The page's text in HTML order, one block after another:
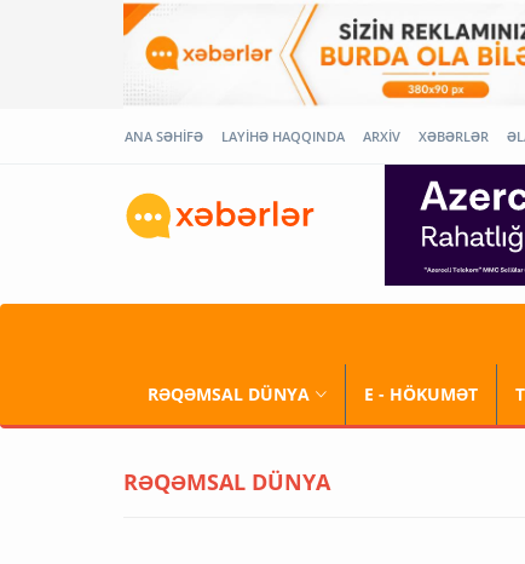
ANA SƏHİFƏ LAYİHƏ HAQQINDA ARXİV XƏBƏRLƏR
RƏQƏMSAL DÜNYA E - HÖKUMƏT
RƏQƏMSAL DÜNYA